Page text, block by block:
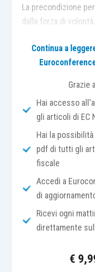
La precondizione
dalla forza di
evento traumatico
momento di
cambiamento, con
come il quadro, che
chiodo, cade.
Poi occorre
Serve innanzitutto
ferreo. Soprattutto
possono fare
La tentazione,
Continua a
Grazie
Hai accesso
gli articoli di EC
Hai la
pdf di tutti gli
fiscale
Accedi a
di
Ricevi ogni
direttamente
€